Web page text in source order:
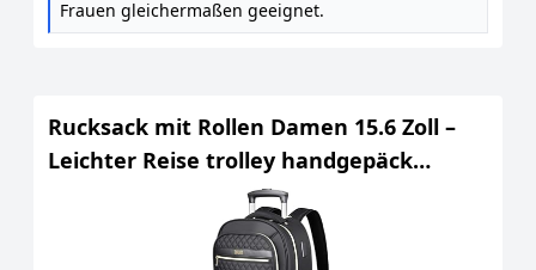
Frauen gleichermaßen geeignet.
Rucksack mit Rollen Damen 15.6 Zoll –
Leichter Reise trolley handgepäck
(52x32x20 cm) – Wasserdichter Laptop
Rucksack mit Teleskopgriff für Business,
Uni, Flugzeug – 35L Fassungsvermögen –